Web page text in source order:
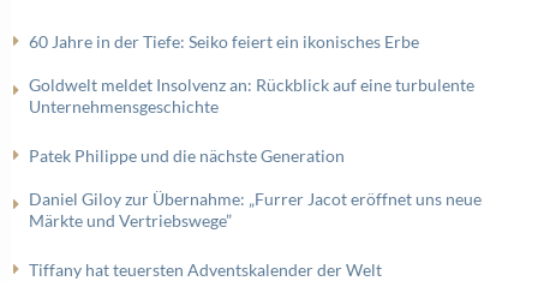
60 Jahre in der Tiefe: Seiko feiert ein ikonisches Erbe
Goldwelt meldet Insolvenz an: Rückblick auf eine turbulente
Unternehmensgeschichte
Patek Philippe und die nächste Generation
Daniel Giloy zur Übernahme: „Furrer Jacot eröffnet uns neue
Märkte und Vertriebswege”
Tiffany hat teuersten Adventskalender der Welt